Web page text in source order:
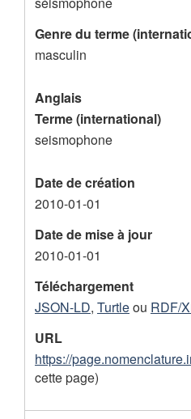
d
e
l
'
e
n
e
g
i
s
t
r
e
m
e
Genre du terme
masculin
Anglais
Terme (international)
seismophone
Date de création
2010-01-01
Date de mise à jour
2010-01-01
Téléchargement
JSON-LD, Turtleou RDF/
URL
https://
cette page)